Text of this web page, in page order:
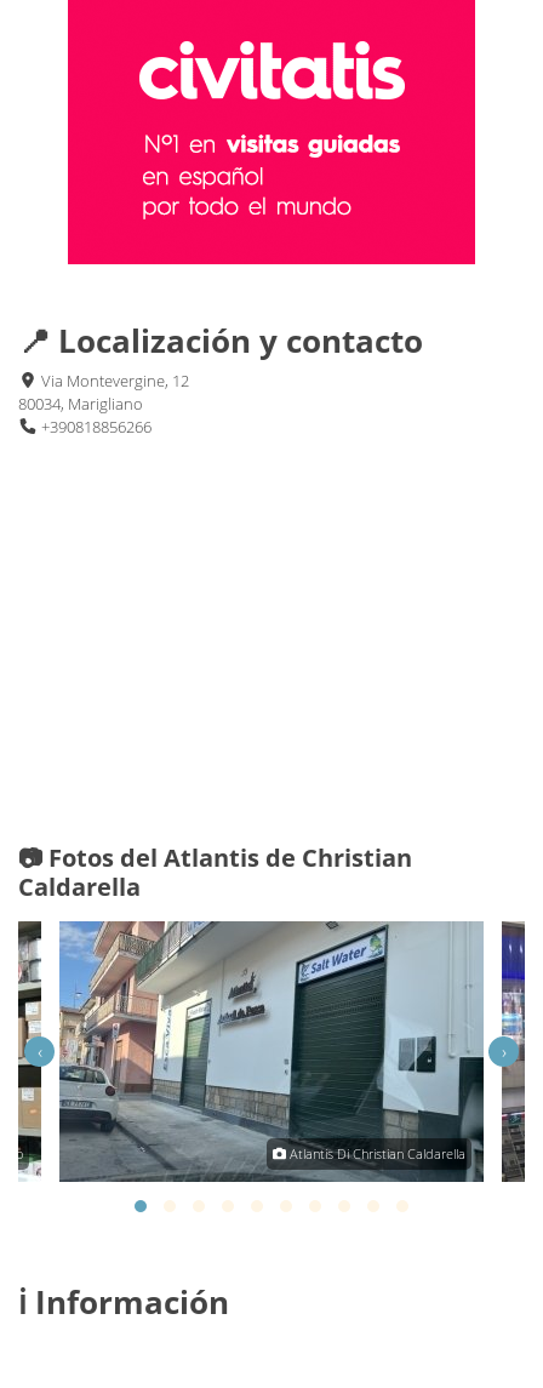
📍 Localización y contacto
Via Montevergine, 12
80034, Marigliano
+390818856266
📷 Fotos del Atlantis de Christian
Caldarella
Atlantis Di Christian Caldarella
‹ ›
ℹ️ Información